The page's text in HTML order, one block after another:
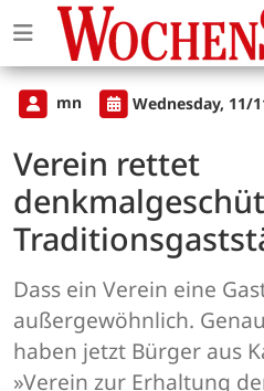
mn Wednesday, 11/
Verein rettet
Dass ein Verein eine
außergewöhnlich.
haben jetzt Bürger aus
»Verein zur Erhaltung